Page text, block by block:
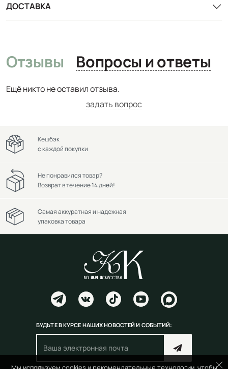
ДОСТАВКА
Отзывы Вопросы и ответы
Ещё никто не оставил отзыва.
задать вопрос
Кешбэк
с каждой покупки
Не понравился товар?
Возврат в течение 14 дней!
Самая аккуратная и надежная
упаковка товара
БУДЬТЕ В КУРСЕ НАШИХ НОВОСТЕЙ И СОБЫТИЙ: